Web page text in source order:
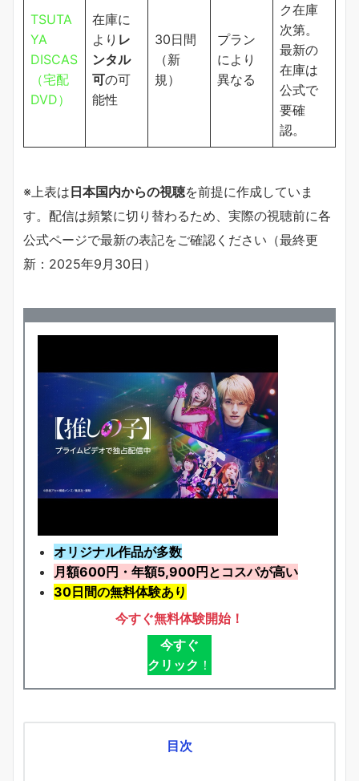
TSUTA
YA
DISCAS
（宅配
DVD）
在庫に
より レ
ンタル
可の可
能性
30日間
（新
規）
プラン
により
異なる
ク在庫
次第。
最新の
在庫は
公式で
要確
認。
※上表は日本国内からの視聴を前提に作成していま
す。配信は頻繁に切り替わるため、実際の視聴前に各
公式ページで最新の表記をご確認ください（最終更
新：2025年9月30日）
オリジナル作品が多数
月額600円・年額5,900円とコスパが高い
30日間の無料体験あり
今すぐ無料体験開始！
今すぐ
クリック ！
目次